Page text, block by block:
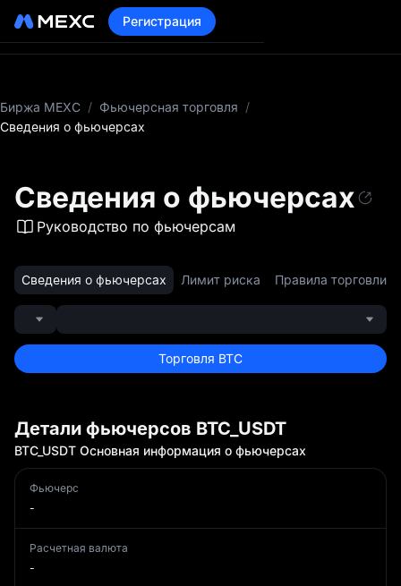
Регистрация
Биржа MEXC / Фьючерсная торговля /
Сведения о фьючерсах
Сведения о фьючерсах
Руководство по фьючерсам
Сведения о фьючерсах Лимит риска Правила торговли
Торговля BTC
Детали фьючерсов BTC_USDT
BTC_USDT Основная информация о фьючерсах
Фьючерс
-
Расчетная валюта
-